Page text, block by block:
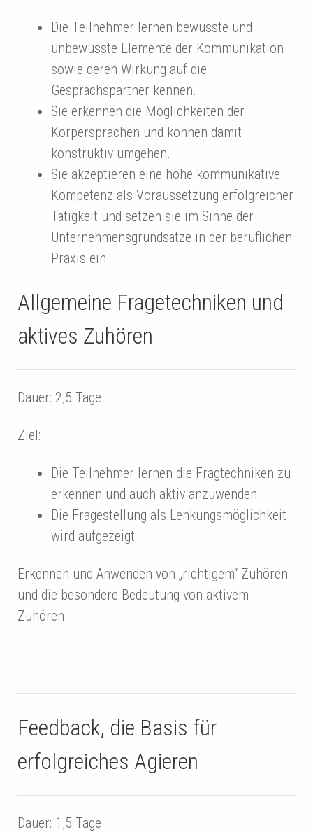
Die Teilnehmer lernen bewusste und
unbewusste Elemente der Kommunikation
sowie deren Wirkung auf die
Gesprächspartner kennen.
Sie erkennen die Möglichkeiten der
Körpersprachen und können damit
konstruktiv umgehen.
Sie akzeptieren eine hohe kommunikative
Kompetenz als Voraussetzung erfolgreicher
Tätigkeit und setzen sie im Sinne der
Unternehmensgrundsätze in der beruflichen
Praxis ein.
Allgemeine Fragetechniken und
aktives Zuhören
Dauer: 2,5 Tage
Ziel:
Die Teilnehmer lernen die Fragtechniken zu
erkennen und auch aktiv anzuwenden
Die Fragestellung als Lenkungsmöglichkeit
wird aufgezeigt
Erkennen und Anwenden von „richtigem“ Zuhören
und die besondere Bedeutung von aktivem
Zuhören
Feedback, die Basis für
erfolgreiches Agieren
Dauer: 1,5 Tage